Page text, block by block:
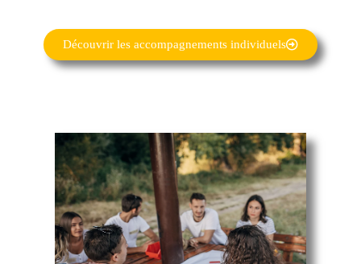
Découvrir les accompagnements individuels